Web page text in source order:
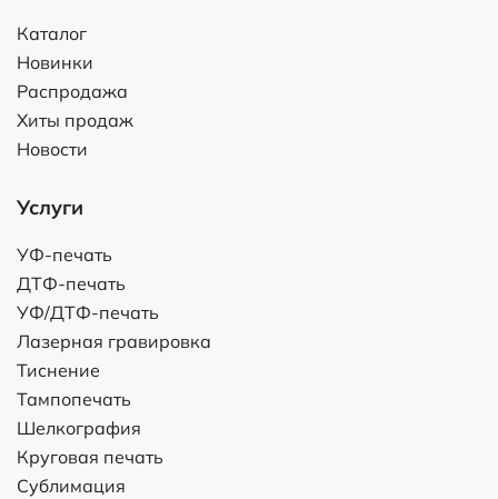
Каталог
Новинки
Распродажа
Хиты продаж
Новости
Услуги
УФ-печать
ДТФ-печать
УФ/ДТФ-печать
Лазерная гравировка
Тиснение
Тампопечать
Шелкография
Круговая печать
Сублимация